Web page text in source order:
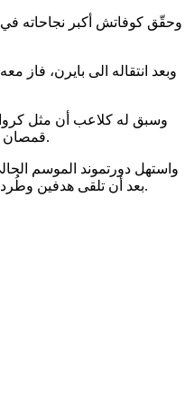
وحقّق كوفاتش أكبر نجاحاته في
قمصان بايرن ميونيخ، باير ليفركوزن وهامبورغ.
بعد أن تلقى هدفين وطُرد لاعب منه في الدقائق الخمس الأخيرة.